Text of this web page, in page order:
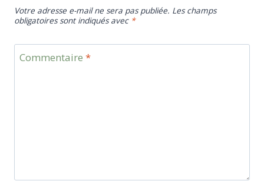
Votre adresse e-mail ne sera pas publiée. Les champs
obligatoires sont indiqués avec *
Commentaire *